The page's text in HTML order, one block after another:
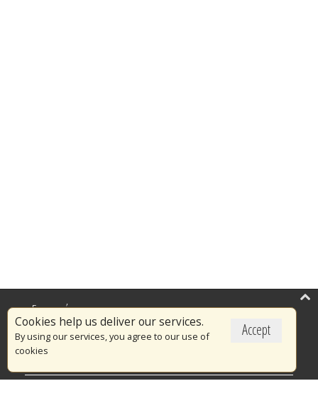
Accept
Cookies help us deliver our services.
By using our services, you agree to our use of
cookies
Επικαιρότητα
Το Πυροσβεστικό Σώμα